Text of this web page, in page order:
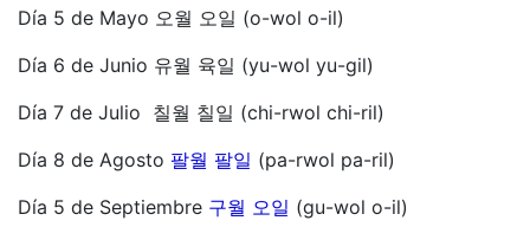
Día 5 de Mayo 오월 오일 (o-wol o-il)
Día 6 de Junio 유월 육일 (yu-wol yu-gil)
Día 7 de Julio 칠월 칠일 (chi-rwol chi-ril)
Día 8 de Agosto 팔월 팔일 (pa-rwol pa-ril)
Día 5 de Septiembre 구월 오일 (gu-wol o-il)